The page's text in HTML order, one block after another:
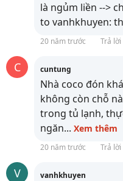
là ngủm liền -->
to vanhkhuyen:
20 năm trước Trả lời
C cuntung
Nhà coco đón
không còn chỗ
trong tủ lạnh,
ngăn... Xem thêm
20 năm trước Trả lời
V vanhkhuyen